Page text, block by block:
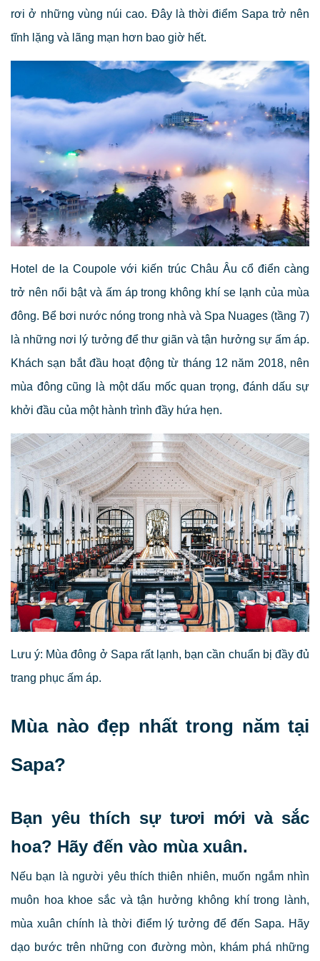
rơi ở những vùng núi cao. Đây là thời điểm Sapa trở nên
tĩnh lặng và lãng mạn hơn bao giờ hết.
Hotel de la Coupole với kiến trúc Châu Âu cổ điển càng
trở nên nổi bật và ấm áp trong không khí se lạnh của mùa
đông. Bể bơi nước nóng trong nhà và Spa Nuages (tầng 7)
là những nơi lý tưởng để thư giãn và tận hưởng sự ấm áp.
Khách sạn bắt đầu hoạt động từ tháng 12 năm 2018, nên
mùa đông cũng là một dấu mốc quan trọng, đánh dấu sự
khởi đầu của một hành trình đầy hứa hẹn.
Lưu ý: Mùa đông ở Sapa rất lạnh, bạn cần chuẩn bị đầy đủ
trang phục ấm áp.
Mùa nào đẹp nhất trong năm tại
Sapa?
Bạn yêu thích sự tươi mới và sắc
hoa? Hãy đến vào mùa xuân.
Nếu bạn là người yêu thích thiên nhiên, muốn ngắm nhìn
muôn hoa khoe sắc và tận hưởng không khí trong lành,
mùa xuân chính là thời điểm lý tưởng để đến Sapa. Hãy
dạo bước trên những con đường mòn, khám phá những